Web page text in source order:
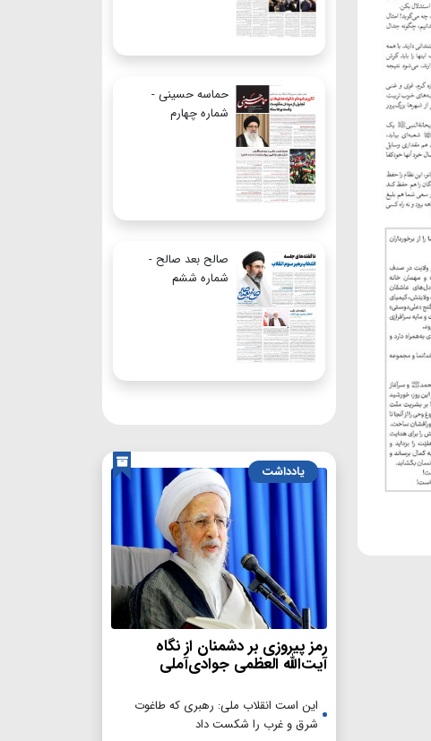
حماسه حسینی -
شماره چهارم
صالح بعد صالح -
شماره ششم
یادداشت
رمز پیروزی بر دشمنان از نگاه
آیت‌الله العظمی جوادی‌آملی
این است انقلاب ملی: رهبری که طاغوت
شرق و غرب را شکست داد